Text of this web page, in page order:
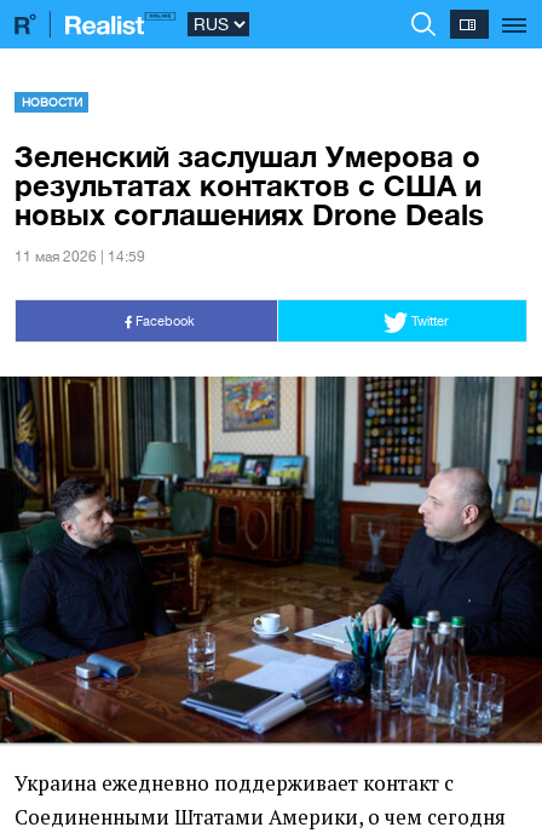
НОВОСТИ
Зеленский заслушал Умерова о
результатах контактов с США и
новых соглашениях Drone Deals
11 мая 2026 | 14:59
Facebook Twitter
Украина ежедневно поддерживает контакт с
Соединенными Штатами Америки, о чем сегодня